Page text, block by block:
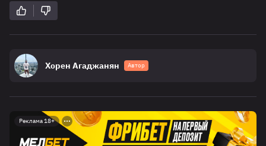
Хорен Агаджанян Автор
Реклама 18+